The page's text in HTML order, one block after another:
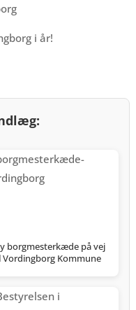
i år!
borgmesterkæde på vej
Vordingborg Kommune